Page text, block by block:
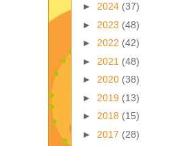
► 2024 (37)
► 2023 (48)
► 2022 (42)
► 2021 (48)
► 2020 (38)
► 2019 (13)
► 2018 (15)
► 2017 (28)